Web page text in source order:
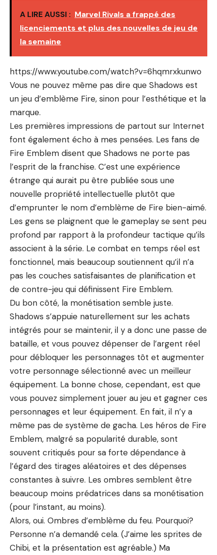
A LIRE AUSSI : Marvel Rivals a frappé des
licenciements et plus des nouvelles de jeu de
la semaine
https://www.youtube.com/watch?v=6hqmrxkunwo
Vous ne pouvez même pas dire que Shadows est
un jeu d’emblème Fire, sinon pour l’esthétique et la
marque.
Les premières impressions de partout sur Internet
font également écho à mes pensées. Les fans de
Fire Emblem disent que Shadows ne porte pas
l’esprit de la franchise. C’est une expérience
étrange qui aurait pu être publiée sous une
nouvelle propriété intellectuelle plutôt que
d’emprunter le nom d’emblème de Fire bien-aimé.
Les gens se plaignent que le gameplay se sent peu
profond par rapport à la profondeur tactique qu’ils
associent à la série. Le combat en temps réel est
fonctionnel, mais beaucoup soutiennent qu’il n’a
pas les couches satisfaisantes de planification et
de contre-jeu qui définissent Fire Emblem.
Du bon côté, la monétisation semble juste.
Shadows s’appuie naturellement sur les achats
intégrés pour se maintenir, il y a donc une passe de
bataille, et vous pouvez dépenser de l’argent réel
pour débloquer les personnages tôt et augmenter
votre personnage sélectionné avec un meilleur
équipement. La bonne chose, cependant, est que
vous pouvez simplement jouer au jeu et gagner ces
personnages et leur équipement. En fait, il n’y a
même pas de système de gacha. Les héros de Fire
Emblem, malgré sa popularité durable, sont
souvent critiqués pour sa forte dépendance à
l’égard des tirages aléatoires et des dépenses
constantes à suivre. Les ombres semblent être
beaucoup moins prédatrices dans sa monétisation
(pour l’instant, au moins).
Alors, oui. Ombres d’emblème du feu. Pourquoi?
Personne n’a demandé cela. (J’aime les sprites de
Chibi, et la présentation est agréable.) Ma